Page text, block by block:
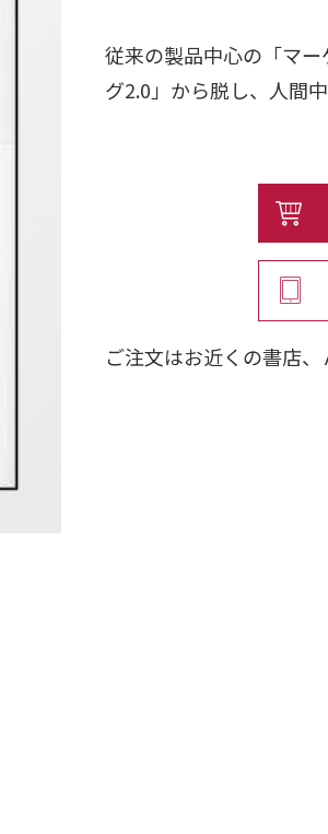
従来の製品中心の「マ
グ2.0」から脱し、人間
ーク「5A」を発案した
シリーズ第三弾となる
対応するためのマーケ
のかを具体的に示す、戦
ご注文はお近くの書店、